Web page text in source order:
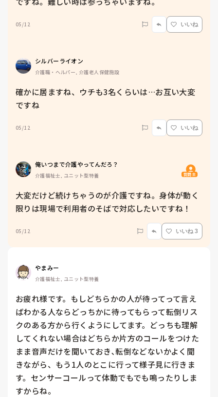
05/12 いいね
シルバーライオン
介護職・ヘルパー, 介護老人保健施設
確かに居ますね、ウチも3名くらいは…お互い大変
ですね
05/12 いいね
俺いつまで介護やってんだろ？
介護福祉士, ユニット型特養 質問主
大変だけど続けちゃうのが介護ですね。身体が動く
限りは現場で利用者のそばで対応したいですね！
05/12 いいね 3
やまみー
介護福祉士, ユニット型特養
お疲れ様です。もしどちらかの人が待ってって言え
ばわかる人ならどっちかに待ってもらって転倒リス
クのある方から行くようにしてます。どっちも理解
してくれない場合はどちらか片方のコールをつけた
まま音声だけを聞いておき､転倒などないかよく聞
きながら、もう1人のとこに行って様子見に行きま
す。センサーコールって体動でもでも鳴ったりしま
すからね。